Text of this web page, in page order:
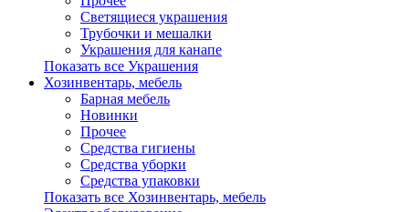
Светящиеся украшения
Трубочки и мешалки
Украшения для канапе
Показать все Украшения
Хозинвентарь, мебель
Барная мебель
Новинки
Прочее
Средства гигиены
Средства уборки
Средства упаковки
Показать все Хозинвентарь, мебель